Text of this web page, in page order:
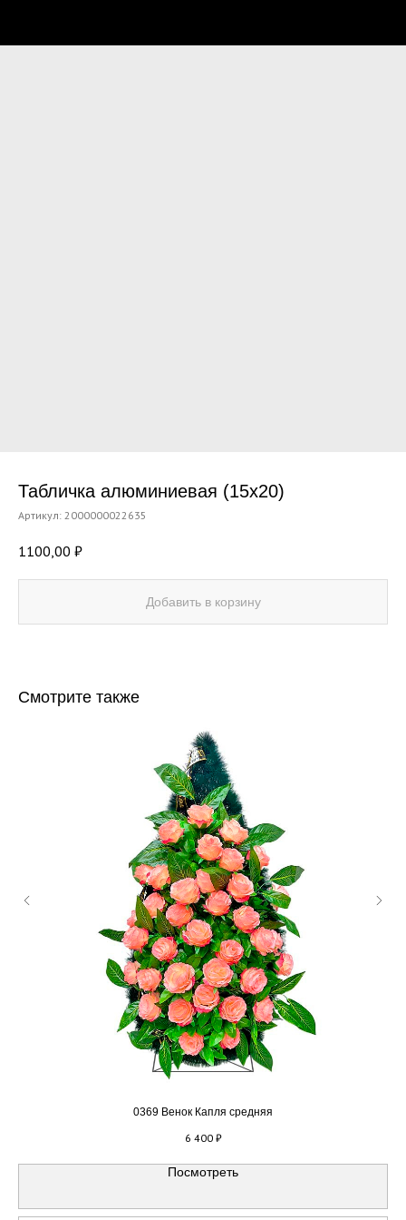
Табличка алюминиевая (15х20)
Артикул: 2000000022635
1100,00 ₽
Добавить в корзину
Смотрите также
0369 Венок Капля средняя
6 400 ₽
Посмотреть